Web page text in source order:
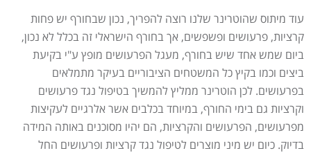
עוד מיתוס שהוטרינר שלנו רוצה להפריך, נכון שבחורף יש פחות
קרציות, פרעושים ופשפשים, אך בחורף הישראלי זה בכלל לא נכון,
ביום שמש אחד שיש בחורף, מעגל הפרעושים מופץ ע"י בקיעת
ביצים וכמו בקיץ כל המשטחים הציבוריים בעיקר מתמלאים
בפרעושים. לכן הוטרינר ממליץ להמשיך בטיפול נגד פרעושים
וקרציות גם בימי החורף, במיוחד בכלבים אשר אלרגיים לעקיצות
מפרעושים, הפרעושים והקרציות, הם יהיו מסוכנים באותה המידה
בדיוק. כיום יש מיני מוצרים לטיפול נגד קרציות ופרעושים החל